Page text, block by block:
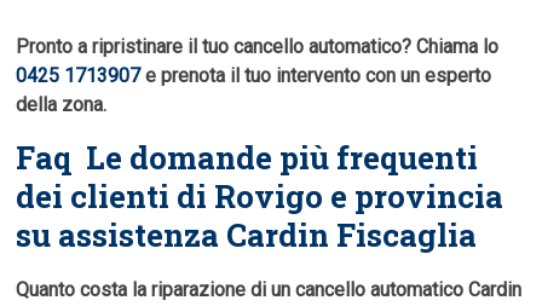
Pronto a ripristinare il tuo cancello automatico? Chiama lo
0425 1713907e prenota il tuo intervento con un esperto
della zona.
Faq  Le domande più frequenti
dei clienti di Rovigo e provincia
su assistenza Cardin Fiscaglia
Quanto costa la riparazione di un cancello automatico Cardin